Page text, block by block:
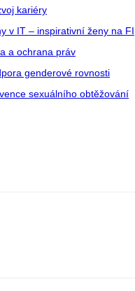
kariéry
v IT – inspirativní ženy na FI
a ochrana práv
genderové rovnosti
sexuálního obtěžování